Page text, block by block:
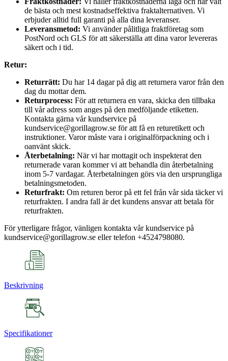
de bästa och mest kostnadseffektiva fraktalternativen. Vi
erbjuder alltid full garanti på alla dina leveranser.
Leveransmetod: Vi använder pålitliga fraktföretag som
PostNord och GLS för att säkerställa att dina varor levereras
säkert och i tid.
Retur:
Returrätt: Du har 14 dagar på dig att returnera varor från den
dag du mottar dem.
Returprocess: För att returnera en vara, skicka den tillbaka
till vår adress som anges på den medföljande etiketten.
Kontakta gärna vår kundservice på
kundservice@gorillagrow.se för att få en returetikett och
instruktioner. Varor måste vara i originalförpackning och i
oanvänt skick.
Återbetalning: När vi har mottagit och inspekterat den
returnerade varan kommer vi att behandla din återbetalning
inom 5-7 vardagar. Återbetalningen görs via den ursprungliga
betalningsmetoden.
Returfrakt: Om returen beror på ett fel från vår sida täcker vi
returfrakten. I andra fall är det kundens ansvar att betala för
returfrakten.
För ytterligare frågor, vänligen kontakta vår kundservice på
kundservice@gorillagrow.se eller telefon +4524798080.
Beskrivning
Specifikationer